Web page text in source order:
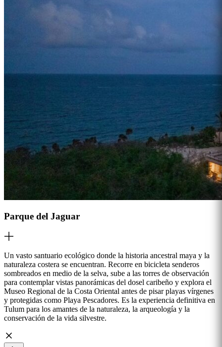
Parque del Jaguar
Un vasto santuario ecológico donde la historia ancestral maya y la
naturaleza costera se encuentran. Recorre en bicicleta senderos
sombreados en medio de la selva, sube a las torres de observación
para contemplar vistas panorámicas del dosel caribeño y explora el
Museo Regional de la Costa Oriental antes de pisar playas vírgenes
y protegidas como Playa Pescadores. Es la experiencia definitiva en
Tulum para los amantes de la naturaleza, la arqueología y la
conservación de la vida silvestre.